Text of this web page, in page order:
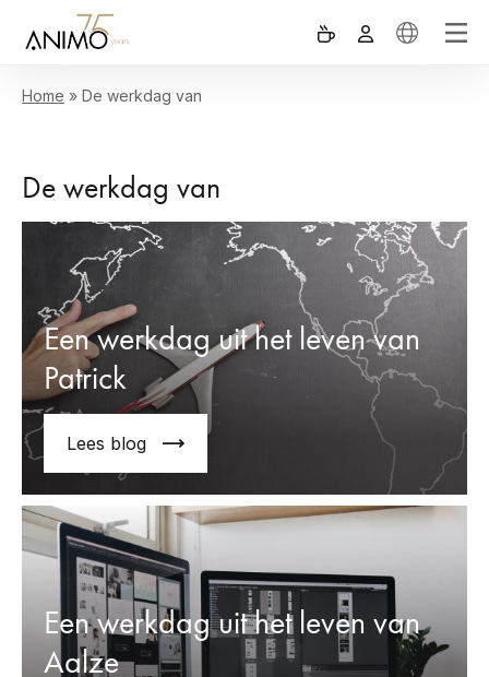
Home » De werkdag van
De werkdag van
Een werkdag uit het leven van
Patrick
Lees blog
Een werkdag uit het leven van
Aalze